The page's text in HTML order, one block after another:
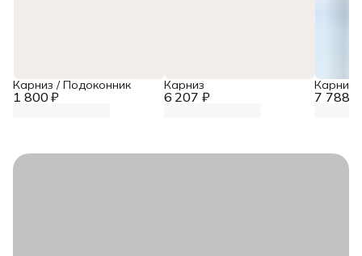
1 800 ₽
Карниз / Подоконник
6 207 ₽
Карниз
7 788 ₽
Карниз